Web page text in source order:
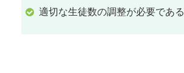
適切な生徒数の調整が必要である